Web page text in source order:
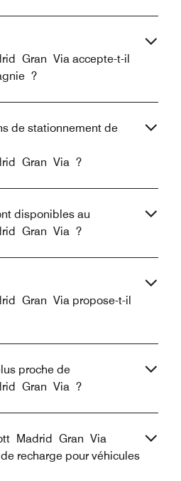
Gran Via accepte-t-il
?
de stationnement de
Gran Via ?
disponibles au
Gran Via ?
Gran Via propose-t-il
proche de
Gran Via ?
Madrid Gran Via
recharge pour véhicules